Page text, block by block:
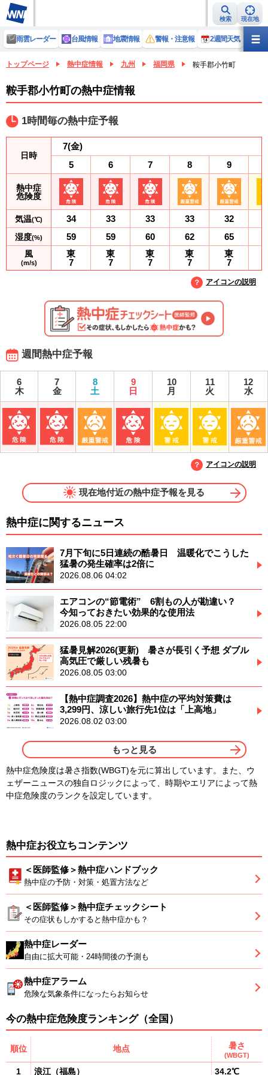
検索 現在地
雨雲レーダー 台風情報 地震情報 警報・注意報 2週間天気 ラ
トップページ 熱中症情報 九州 福岡県 鞍手郡小竹町
鞍手郡小竹町の熱中症情報
1時間毎の熱中症予報
日時
熱中症
危険度
気温(℃)
湿度(%)
風
(m/s)
7(金)
5
34
59
東
7
6
33
59
東
7
7
33
60
東
7
8
33
62
東
7
9
32
65
東
7
アイコンの説明
週間熱中症予報
6
木
7
金
8
土
9
日
10
月
11
火
12
水
アイコンの説明
現在地付近の熱中症予報を見る
熱中症に関するニュース
7月下旬に5日連続の酷暑日 温暖化でこうした
猛暑の発生確率は2倍に
2026.08.06 04:02
エアコンの“節電術” 6割もの人が勘違い？
今知っておきたい効果的な使用法
2026.08.05 22:00
猛暑見解2026(更新) 暑さが長引く予想 ダブル
高気圧で厳しい残暑も
2026.08.05 03:00
【熱中症調査2026】熱中症の平均対策費は
3,299円、涼しい旅行先1位は「上高地」
2026.08.02 03:00
もっと見る
熱中症危険度は暑さ指数(WBGT)を元に算出しています。また、ウ
ェザーニュースの独自ロジックによって、時期やエリアによって熱
中症危険度のランクを設定しています。
熱中症お役立ちコンテンツ
＜医師監修＞熱中症ハンドブック
熱中症の予防・対策・処置方法など
＜医師監修＞熱中症チェックシート
その症状もしかすると熱中症かも？
熱中症レーダー
自由に拡大可能・24時間後の予測も
熱中症アラーム
危険な気象条件になったらお知らせ
今の熱中症危険度ランキング（全国）
順位 地点 暑さ
(WBGT)
1 浪江（福島） 34.2℃